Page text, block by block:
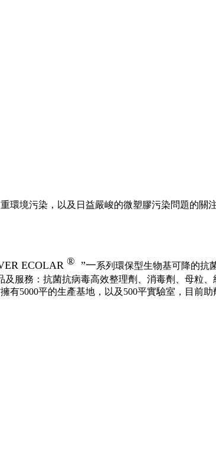
環境污染，以及日益嚴峻的微塑膠污染問題的
ECOLAR ® ”一系列環保型生物基可降的抗
服務：抗菌抗病毒高效整理劑、消毒劑、母粒
5000平的生產基地，以及500平實驗室，目前助